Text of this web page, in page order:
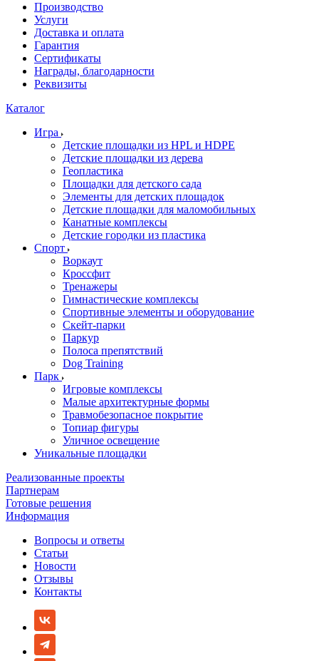
Производство
Услуги
Доставка и оплата
Гарантия
Сертификаты
Награды, благодарности
Реквизиты
Каталог
Игра
Детские площадки из HPL и HDPE
Детские площадки из дерева
Геопластика
Площадки для детского сада
Элементы для детских площадок
Детские площадки для маломобильных
Канатные комплексы
Детские городки из пластика
Спорт
Воркаут
Кроссфит
Тренажеры
Гимнастические комплексы
Спортивные элементы и оборудование
Скейт-парки
Паркур
Полоса препятствий
Dog Training
Парк
Игровые комплексы
Малые архитектурные формы
Травмобезопасное покрытие
Топиар фигуры
Уличное освещение
Уникальные площадки
Реализованные проекты
Партнерам
Готовые решения
Информация
Вопросы и ответы
Статьи
Новости
Отзывы
Контакты